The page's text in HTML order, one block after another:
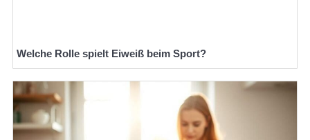
Welche Rolle spielt Eiweiß beim Sport?